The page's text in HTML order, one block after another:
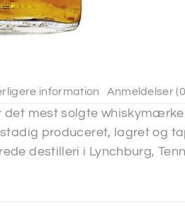
information Anmeldelser
det mest solgte
produceret, lagret og
destilleri i Lynchburg,